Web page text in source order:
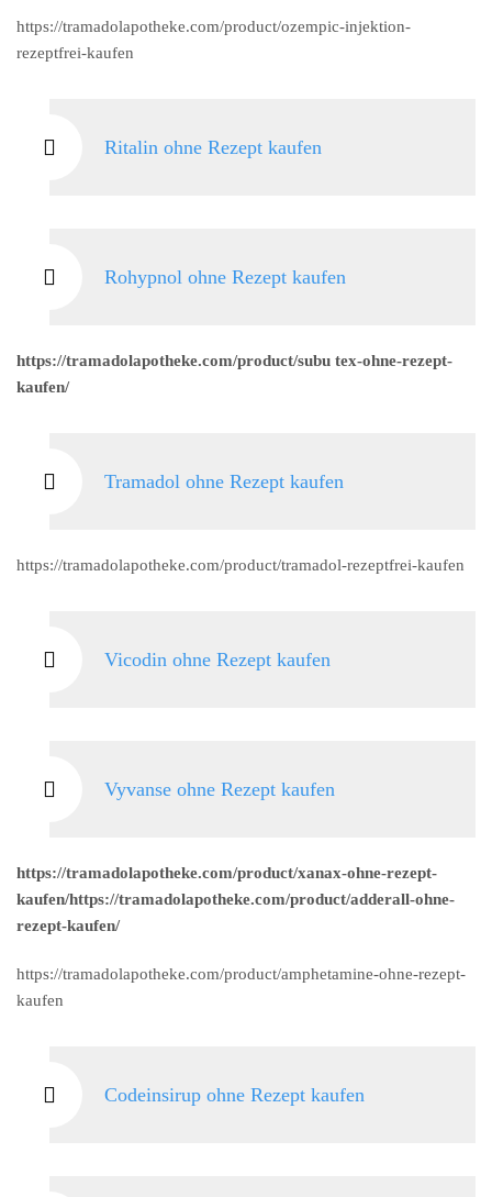
https://tramadolapotheke.com/product/ozempic-injektion-
rezeptfrei-kaufen
Ritalin ohne Rezept kaufen
Rohypnol ohne Rezept kaufen
https://tramadolapotheke.com/product/subu tex-ohne-rezept-
kaufen/
Tramadol ohne Rezept kaufen
https://tramadolapotheke.com/product/tramadol-rezeptfrei-kaufen
Vicodin ohne Rezept kaufen
Vyvanse ohne Rezept kaufen
https://tramadolapotheke.com/product/xanax-ohne-rezept-
kaufen/https://tramadolapotheke.com/product/adderall-ohne-
rezept-kaufen/
https://tramadolapotheke.com/product/amphetamine-ohne-rezept-
kaufen
Codeinsirup ohne Rezept kaufen